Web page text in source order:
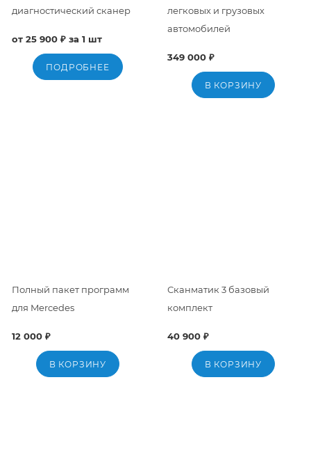
диагностический сканер
от 25 900 ₽ за 1 шт
ПОДРОБНЕЕ
легковых и грузовых
автомобилей
349 000 ₽
В КОРЗИНУ
Полный пакет программ
для Mercedes
12 000 ₽
В КОРЗИНУ
Сканматик 3 базовый
комплект
40 900 ₽
В КОРЗИНУ